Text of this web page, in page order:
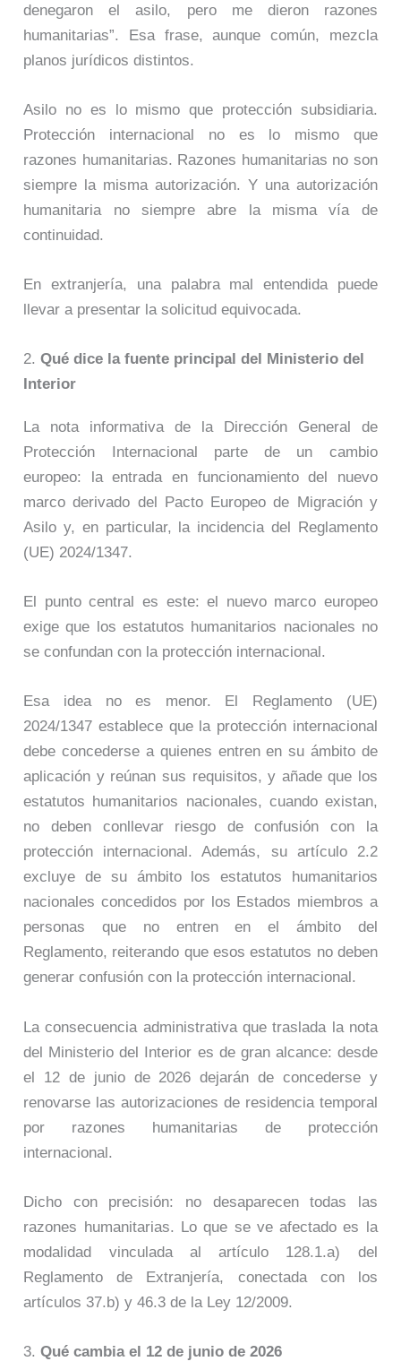
denegaron el asilo, pero me dieron razones
humanitarias”. Esa frase, aunque común, mezcla
planos jurídicos distintos.
Asilo no es lo mismo que protección subsidiaria.
Protección internacional no es lo mismo que
razones humanitarias. Razones humanitarias no son
siempre la misma autorización. Y una autorización
humanitaria no siempre abre la misma vía de
continuidad.
En extranjería, una palabra mal entendida puede
llevar a presentar la solicitud equivocada.
2.Qué dice la fuente principal del Ministerio del
Interior
La nota informativa de la Dirección General de
Protección Internacional parte de un cambio
europeo: la entrada en funcionamiento del nuevo
marco derivado del Pacto Europeo de Migración y
Asilo y, en particular, la incidencia del Reglamento
(UE) 2024/1347.
El punto central es este: el nuevo marco europeo
exige que los estatutos humanitarios nacionales no
se confundan con la protección internacional.
Esa idea no es menor. El Reglamento (UE)
2024/1347 establece que la protección internacional
debe concederse a quienes entren en su ámbito de
aplicación y reúnan sus requisitos, y añade que los
estatutos humanitarios nacionales, cuando existan,
no deben conllevar riesgo de confusión con la
protección internacional. Además, su artículo 2.2
excluye de su ámbito los estatutos humanitarios
nacionales concedidos por los Estados miembros a
personas que no entren en el ámbito del
Reglamento, reiterando que esos estatutos no deben
generar confusión con la protección internacional.
La consecuencia administrativa que traslada la nota
del Ministerio del Interior es de gran alcance: desde
el 12 de junio de 2026 dejarán de concederse y
renovarse las autorizaciones de residencia temporal
por razones humanitarias de protección
internacional.
Dicho con precisión: no desaparecen todas las
razones humanitarias. Lo que se ve afectado es la
modalidad vinculada al artículo 128.1.a) del
Reglamento de Extranjería, conectada con los
artículos 37.b) y 46.3 de la Ley 12/2009.
3.Qué cambia el 12 de junio de 2026